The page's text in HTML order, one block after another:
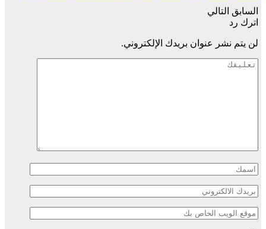
السابق التالي
اترك رد
لن يتم نشر عنوان بريدك الإلكتروني.